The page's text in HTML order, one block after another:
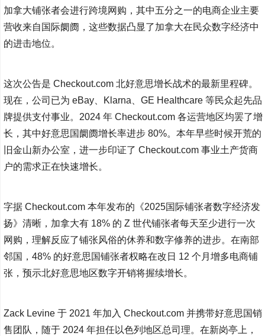
加拿大铺张者会进行跨境网购，其中五分之一的电商企业主要
营收来自国际阛阓，这些数据凸显了加拿大在民众数字经济中
的进击地位。
这次公告是 Checkout.com 北好意思增长战术的最新里程碑。
现在，公司已为 eBay、Klarna、GE Healthcare 等民众起先品
牌提供支付事业。2024 年 Checkout.com 各运营地区均罢了增
长，其中好意思国阛阓增长率进步 80%。本年早些时候开荒的
旧金山新办公室，进一步印证了 Checkout.com 事业土产货商
户的需求正在快速增长。
字据 Checkout.com 本年发布的《2025国际铺张者数字经济发
扬》清晰，加拿大有 18% 的 Z 世代铺张者每天至少进行一次
网购，理解反应了铺张风俗的休养和数字修养的进步。在南部
邻国，48% 的好意思国铺张者权略在改日 12 个月增多电商铺
张，预示北好意思地区数字开销将握续增长。
Zack Levine 于 2021 年加入 Checkout.com 并携带好意思国销
售团队，随于 2024 年担任以色列地区总司理。在新岗亭上，